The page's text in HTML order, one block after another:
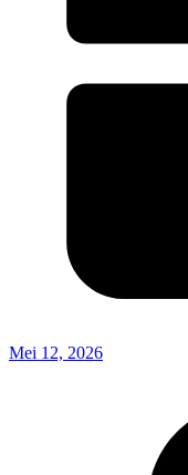
Mei 12, 2026